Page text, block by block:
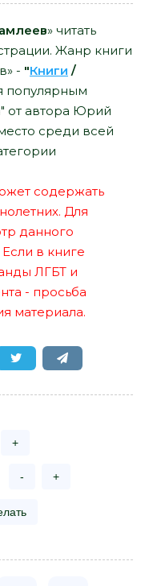
» читать
Жанр книги
- "Книги /
популярным
от автора Юрий
среди всей
содержать
Для
данного
в книге
ЛГБТ и
- просьба
материала.
+
- +